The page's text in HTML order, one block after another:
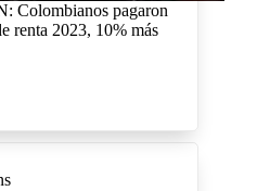
Colombianos pagaron
renta 2023, 10% más